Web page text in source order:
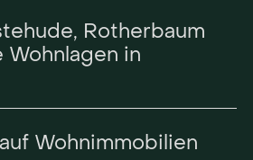
Rotherbaum
in
Wohnimmobilien